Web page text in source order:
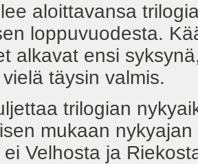
aloittavansa
loppuvuodesta.
alkavat ensi
täysin valmis.
trilogian
mukaan
Velhosta ja